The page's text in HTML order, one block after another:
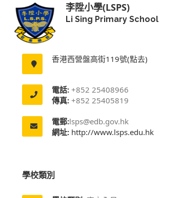
李陞小學(LSPS)
Li Sing Primary School
香港西營盤高街119號(點去)
電話:+852 25408966
傳真:+852 25405819
電郵:lsps@edb.gov.hk
網址:http://www.lsps.edu.hk
學校類別